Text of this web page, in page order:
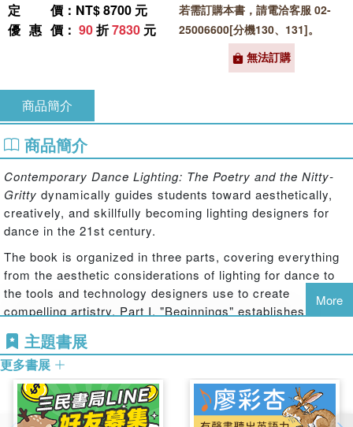
定價 ：NT$ 8700 元
優惠價 ： 90折7830 元
若需訂購本書，請電洽客服 02-
25006600[分機130、131]。
無法訂購
商品簡介
商品簡介
Contemporary Dance Lighting: The Poetry and the Nitty-
Gritty dynamically guides students toward aesthetically,
creatively, and skillfully becoming lighting designers for
dance in the 21st century.
The book is organized in three parts, covering everything
from the aesthetic considerations of lighting for dance to
the tools and technology designers use to create
compelling artistry. Part I, "Beginnings" establishes
illuminating the history of contemporary dance and
lighting. Part II, "The Poetry" elaborates on the key artistic
and aesthetic elements of contemporary dance lighting:
visual narrative; controllable functions and qualities of
light; use of space, color, and time; importance and
More
主題書展
更多書展